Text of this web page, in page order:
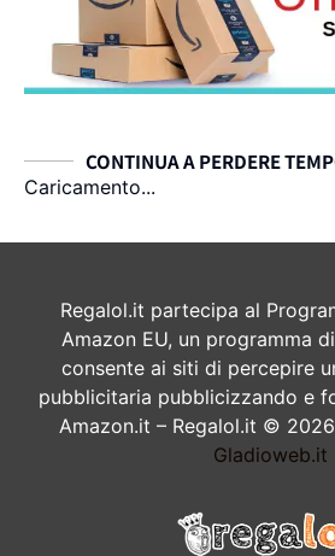
CONTINUA A PERDERE
Caricamento...
Regalol.it partecipa al
Amazon EU, un programma
consente ai siti di percepire
pubblicitaria pubblicizzando e
Amazon.it – Regalol.it ©
Gladioweb.it